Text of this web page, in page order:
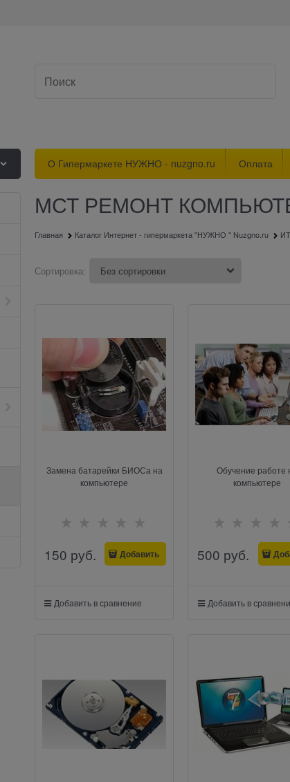
О Гипермаркете НУЖНО - nuzgno.ru Оплата
МСТ РЕМОНТ
Главная Каталог Интернет - гипермаркета "НУЖНО " Nuzgno.ru
Сортировка:
Замена батарейки БИОСа на
компьютере
150 руб. Добавить
Добавить в сравнение
Обучение работе
компьютере
500 руб.
Добавить в